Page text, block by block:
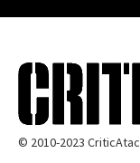
© 2010-2023 CriticAtac